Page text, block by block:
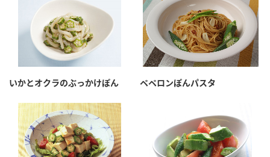
お酢を知ろう！
すしラボ
ぽん酢サワー
ミツカンのCM
ロングセラー商品 ＋ おすすめレシピ
各部門が大切にしていること
おいしさと健康への取り組み
キッザニア東京「ぽん酢工房」
お問い合わせ
地図から取り扱い店舗を探す
ミツカン公式通販
いかとオクラのぶっかけぽん ペペロンぽんパスタ